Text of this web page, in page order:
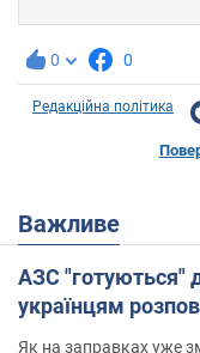
0 0
Редакційна політика
Важливе
АЗС "готуються"
українцям
Як на заправках уже